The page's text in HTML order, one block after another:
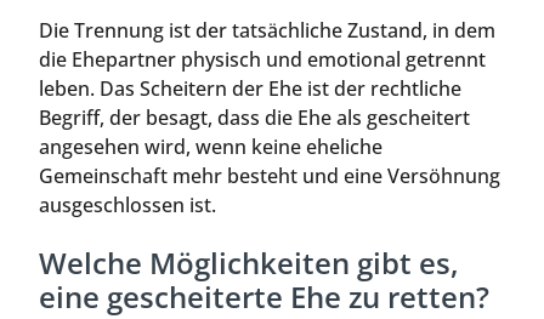
Die Trennung ist der tatsächliche Zustand, in dem
die Ehepartner physisch und emotional getrennt
leben. Das Scheitern der Ehe ist der rechtliche
Begriff, der besagt, dass die Ehe als gescheitert
angesehen wird, wenn keine eheliche
Gemeinschaft mehr besteht und eine Versöhnung
ausgeschlossen ist.
Welche Möglichkeiten gibt es,
eine gescheiterte Ehe zu retten?